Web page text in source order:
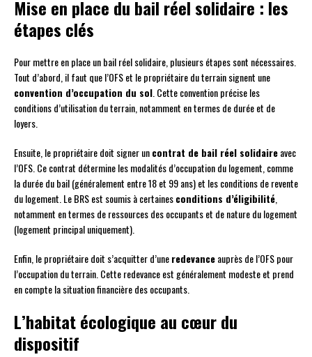
Mise en place du bail réel solidaire : les
étapes clés
Pour mettre en place un bail réel solidaire, plusieurs étapes sont nécessaires.
Tout d’abord, il faut que l’OFS et le propriétaire du terrain signent une
convention d’occupation du sol . Cette convention précise les
conditions d’utilisation du terrain, notamment en termes de durée et de
loyers.
Ensuite, le propriétaire doit signer uncontrat de bail réel solidaireavec
l’OFS. Ce contrat détermine les modalités d’occupation du logement, comme
la durée du bail (généralement entre 18 et 99 ans) et les conditions de revente
du logement. Le BRS est soumis à certainesconditions d’éligibilité
notamment en termes de ressources des occupants et de nature du logement
(logement principal uniquement).
Enfin, le propriétaire doit s’acquitter d’uneredevanceauprès de l’OFS pour
l’occupation du terrain. Cette redevance est généralement modeste et prend
en compte la situation financière des occupants.
L’habitat écologique au cœur du
dispositif